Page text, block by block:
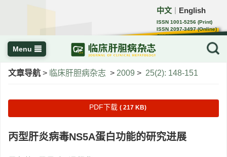
中文 English
ISSN 1001-5256 (Print)
ISSN 2097-3497 (Online)
CN 22-1108/R
Menu
文章导航 > 临床肝胆病杂志 > 2009 > 25(2): 148-151
PDF下载 ( 217 KB)
丙型肝炎病毒NS5A蛋白功能的研究进展